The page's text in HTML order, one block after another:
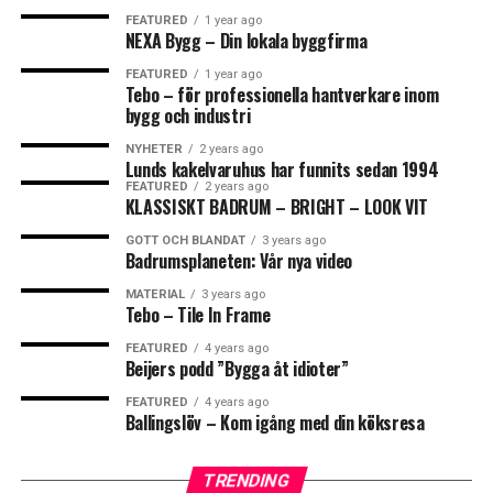
gått till väga vid renoveringen. Om du dokumenterat
ordentligt så kan du även visa detta vid en försäljning
och de flesta spekulanterna kommer att vara nöjda med
det för att känna sig trygga i affären.
Det absolut säkraste alternativet är att riva ut det
gamla badrummet och göra om allt från grunden. Byt
golvbrunn, se till att den sitter tillräckligt långt från
väggen och se till att det är ordentligt fall mot
golvbrunnen. Golvbrunnen är det känsligaste stället i
ett badrum och är den plats där överlägset flest
fuktskador uppstår. I vissa föreningar erbjuder man en
ersättning/kompensation till den som renoverar sitt
badrum för just golvbrunnen.
Exempel
kr från bostadsrättsföreningen för byte av golvbrunn vid
FISKBEN
0
KAKEL
https://www.tebo.se/
Leave your vote
0
Points
FEATURED 1 year ago
NEXA Bygg – Din lokala byggfirma
FEATURED 1 year ago
Tebo – för professionella hantverkare inom
bygg och industri
NYHETER 2 years ago
Lunds kakelvaruhus har funnits sedan 1994
FEATURED 2 years ago
KLASSISKT BADRUM – BRIGHT – LOOK VIT
GOTT OCH BLANDAT 3 years ago
Badrumsplaneten: Vår nya video
MATERIAL 3 years ago
Tebo – Tile In Frame
FEATURED 4 years ago
Beijers podd ”Bygga åt idioter”
FEATURED 4 years ago
Ballingslöv – Kom igång med din köksresa
TRENDING